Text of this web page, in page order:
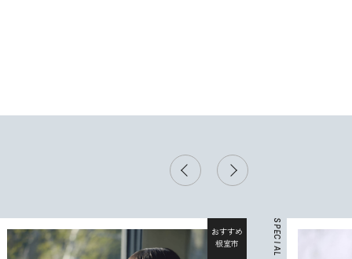
おすすめ
根室市
S
P
E
C
I
A
L